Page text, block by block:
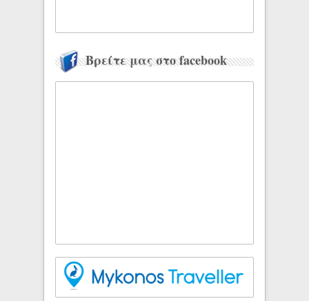
Βρείτε μας στο facebook